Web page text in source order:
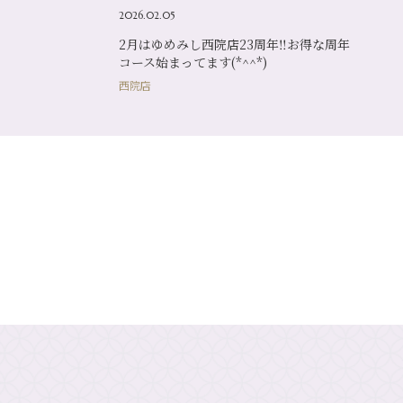
2026.02.05
2月はゆめみし西院店23周年‼お得な周年
コース始まってます(*^^*)
西院店